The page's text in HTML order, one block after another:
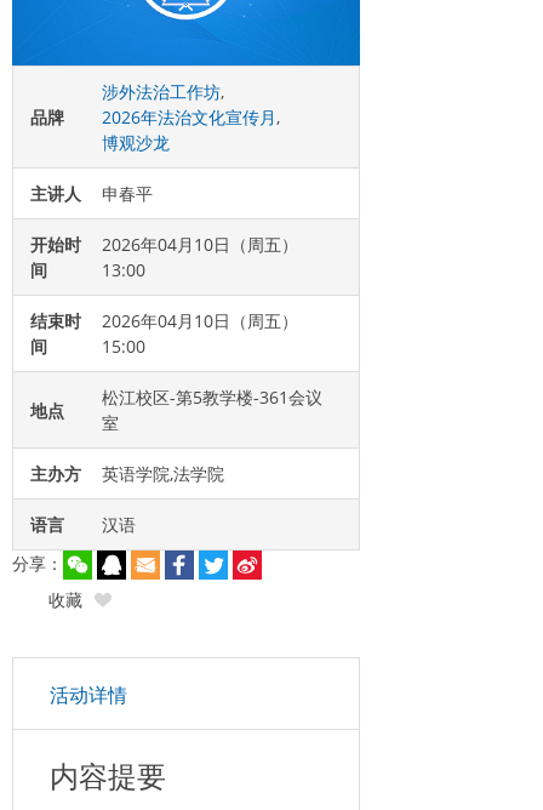
品牌
涉外法治工作坊,
2026年法治文化宣传月,
博观沙龙
主讲人 申春平
开始时
间
2026年04月10日（周五）
13:00
结束时
间
2026年04月10日（周五）
15:00
地点
松江校区-第5教学楼-361会议
室
主办方 英语学院,法学院
语言
汉语
分享：
收藏
活动详情
内容提要